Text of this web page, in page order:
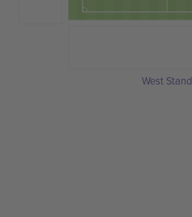
West Stand